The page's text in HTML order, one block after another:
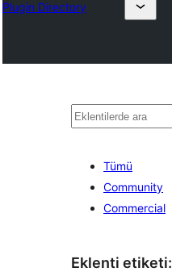
Plugin Directory
Ara
Tümü
Community
Commercial
Eklenti etiketi: